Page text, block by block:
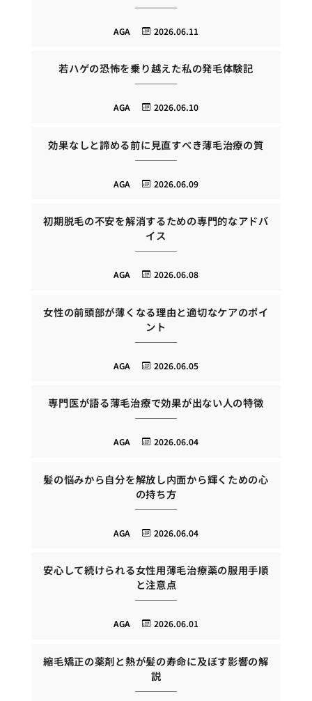
2026.06.11
AGA
若ハゲの恐怖を乗り越えた私の発毛体験記
2026.06.10
AGA
効果なしと諦める前に見直すべき薄毛治療の質
2026.06.09
AGA
初期脱毛の不安を解消するための専門的なアドバ
イス
2026.06.08
AGA
女性の前頭部が薄くなる理由と適切なケアのポイ
ント
2026.06.05
AGA
専門医が語る薄毛治療で効果が出ない人の特徴
2026.06.04
AGA
髪の悩みから自分を解放し内面から輝くための心
の持ち方
2026.06.04
AGA
安心して続けられる女性用薄毛治療薬の服用手順
と注意点
2026.06.01
AGA
縮毛矯正の薬剤と熱が髪の寿命に及ぼす影響の解
説